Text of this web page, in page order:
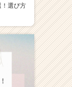
！選び方